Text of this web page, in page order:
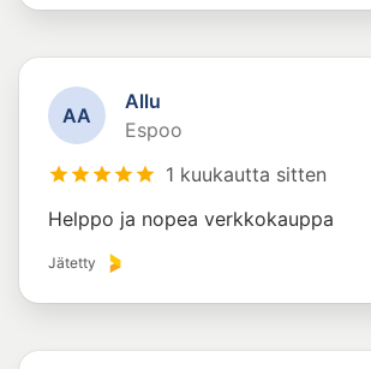
AA
Allu
Espoo
1 kuukautta sitten
Helppo ja nopea verkkokauppa
Jätetty